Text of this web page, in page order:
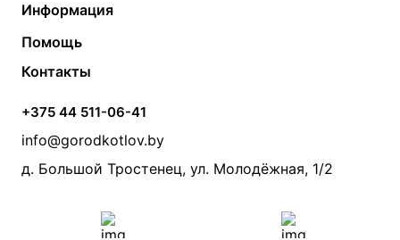
Твердотопливные котлы
Электрические котлы
Банные печи
Камины и печи
Теплый пол
Радиаторы
Насосы
Дымоходы
Информация
Контакты
Статьи
Акции
Производители
Помощь
Монтаж систем отопления
Прайс по монтажу систем отопления
Проект систем отопления
Контакты
+375 44 511-06-41
info@gorodkotlov.by
д. Большой Тростенец, ул. Молодёжная, 1/2